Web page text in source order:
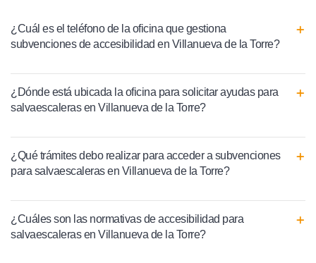
¿Cuál es el teléfono de la oficina que gestiona
subvenciones de accesibilidad en Villanueva de la Torre?
¿Dónde está ubicada la oficina para solicitar ayudas para
salvaescaleras en Villanueva de la Torre?
¿Qué trámites debo realizar para acceder a subvenciones
para salvaescaleras en Villanueva de la Torre?
¿Cuáles son las normativas de accesibilidad para
salvaescaleras en Villanueva de la Torre?